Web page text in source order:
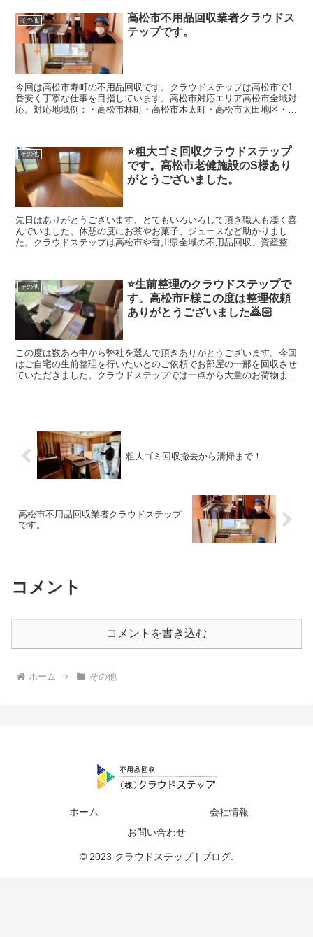
のお客さんのことを考え安心安全な会社を目指しています。建物解体
のクラウドも運営していますのでどんなご相談でも幅広く対応出来ま
すのでよろしくお願いします。
その他
高松市不用品回収業者クラウドス
テップです。
今回は高松市寿町の不用品回収です。クラウドステップは高松市で1
番安く丁寧な仕事を目指しています。高松市対応エリア高松市全域対
応。対応地域例：・高松市林町・高松市木太町・高松市太田地区・高
合わせください。フリーダイヤル0120-410-770良いは菜々緒までどう
ぞ
その他
⭐️粗大ゴミ回収クラウドステップ
です。高松市老健施設のS様あり
がとうございました。
先日はありがとうございます、とてもいろいろして頂き職人も凄く喜
んでいました、休憩の度にお茶やお菓子、ジュースなど助かりまし
た。クラウドステップは高松市や香川県全域の不用品回収、資産整理
安心安全な不用品回収、資産整理、生前整理、会社を目指していま
す。建物解体のクラウドも運営していますのでどんなご相談など幅広
く対応出来ますのでよろしくお願いします。
その他
⭐️生前整理のクラウドステップで
す。高松市F様この度は整理依頼
ありがとうございました🙇🏻
この度は数ある中から弊社を選んで頂きありがとうございます。今回
はご自宅の生前整理を行いたいとのご依頼でお部屋の一部を回収させ
ていただきました。クラウドステップでは一点から大量のお荷物まで
相談でも幅広く対応出来ますのでよろしくお願いします。
粗大ゴミ回収撤去から清掃まで！
高松市不用品回収業者クラウドステップ
です。
コメント
コメントを書き込む
ホーム その他
ホーム
会社情報
お問い合わせ
© 2023 クラウドステップ | ブログ.